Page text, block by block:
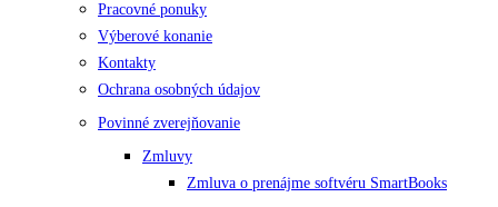
Pracovné ponuky
Výberové konanie
Kontakty
Ochrana osobných údajov
Povinné zverejňovanie
Zmluvy
Zmluva o prenájme softvéru SmartBooks